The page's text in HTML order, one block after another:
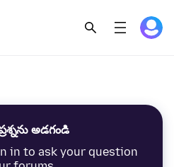
అడగండి
in to ask your question